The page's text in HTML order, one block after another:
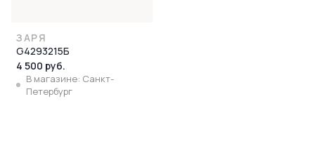
ЗАРЯ
G4293215Б
4 500 руб.
В магазине: Санкт-
Петербург